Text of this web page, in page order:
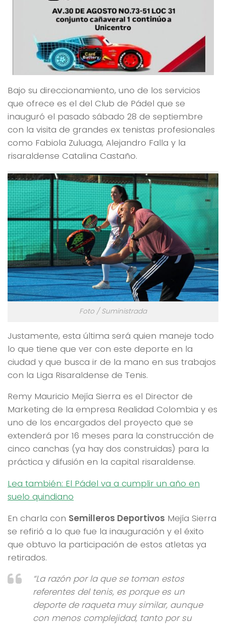
Bajo su direccionamiento, uno de los servicios
que ofrece es el del Club de Pádel que se
inauguró el pasado sábado 28 de septiembre
con la visita de grandes ex tenistas profesionales
como Fabiola Zuluaga, Alejandro Falla y la
risaraldense Catalina Castaño.
Foto / Suministrada
Justamente, esta última será quien maneje todo
lo que tiene que ver con este deporte en la
ciudad y que busca ir de la mano en sus trabajos
con la Liga Risaraldense de Tenis.
Remy Mauricio Mejía Sierra es el Director de
Marketing de la empresa Realidad Colombia y es
uno de los encargados del proyecto que se
extenderá por 16 meses para la construcción de
cinco canchas (ya hay dos construidas) para la
práctica y difusión en la capital risaraldense.
Lea también: El Pádel va a cumplir un año en
suelo quindiano
En charla con Semilleros Deportivos Mejía Sierra
se refirió a lo que fue la inauguración y el éxito
que obtuvo la participación de estos atletas ya
retirados.
“La razón por la que se toman estos
referentes del tenis, es porque es un
deporte de raqueta muy similar, aunque
con menos complejidad, tanto por su